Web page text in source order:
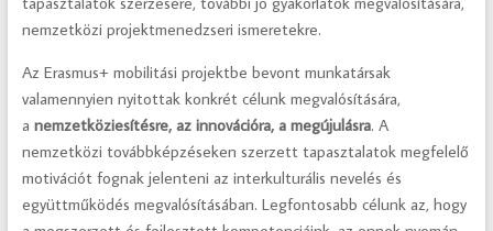
nemzetközi projektmenedzseri ismeretekre.
Az Erasmus+ mobilitási projektbe bevont munkatársak
valamennyien nyitottak konkrét célunk megvalósítására,
a nemzetköziesítésre, az innovációra, a megújulásra. A
nemzetközi továbbképzéseken szerzett tapasztalatok megfelelő
motivációt fognak jelenteni az interkulturális nevelés és
együttműködés megvalósításában. Legfontosabb célunk az, hogy